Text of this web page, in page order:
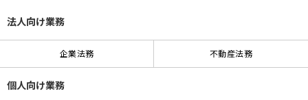
法人向け業務
企業法務 不動産法務
個人向け業務